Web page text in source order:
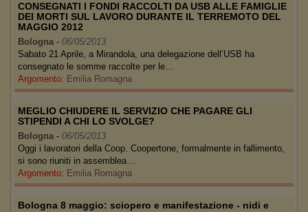
CONSEGNATI I FONDI RACCOLTI DA USB ALLE FAMIGLIE
DEI MORTI SUL LAVORO DURANTE IL TERREMOTO DEL
MAGGIO 2012
Bologna - 06/05/2013
Sabato 21 Aprile, a Mirandola, una delegazione dell’USB ha
consegnato le somme raccolte per le…
Argomento: Emilia Romagna
MEGLIO CHIUDERE IL SERVIZIO CHE PAGARE GLI
STIPENDI A CHI LO SVOLGE?
Bologna - 06/05/2013
Oggi i lavoratori della Coop. Coopertone, formalmente in fallimento,
si sono riuniti in assemblea…
Argomento: Emilia Romagna
Bologna 8 maggio: sciopero e manifestazione - nidi e